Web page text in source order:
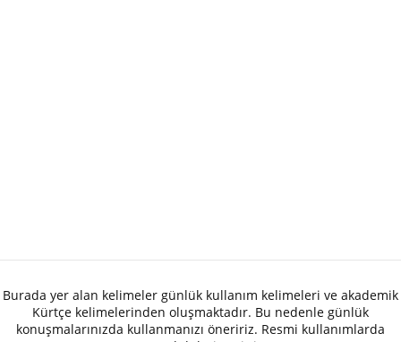
Burada yer alan kelimeler günlük kullanım kelimeleri ve akademik
Kürtçe kelimelerinden oluşmaktadır. Bu nedenle günlük
konuşmalarınızda kullanmanızı öneririz. Resmi kullanımlarda